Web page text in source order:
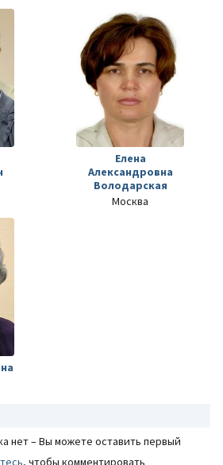
Елена
Александровна
Володарская
Москва
нет – Вы можете оставить первый
, чтобы комментировать